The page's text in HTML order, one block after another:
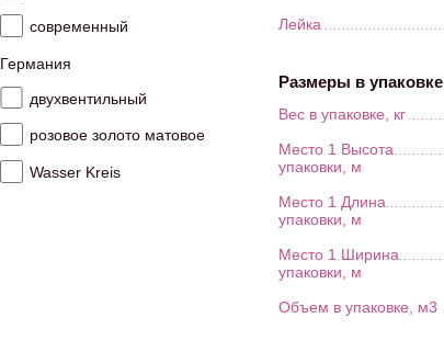
современный
Германия
двухвентильный
розовое золото матовое
Wasser Kreis
Лейка
Размеры в упаковке
Вес в упаковке, кг
Место 1 Высота
упаковки, м
Место 1 Длина
упаковки, м
Место 1 Ширина
упаковки, м
Объем в упаковке, м3